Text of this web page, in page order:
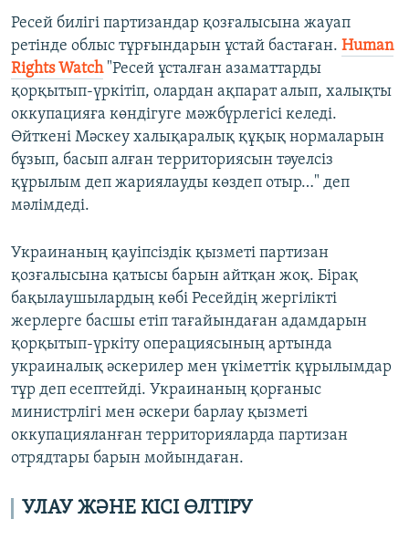
Ресей билігі партизандар қозғалысына жауап
ретінде облыс тұрғындарын ұстай бастаған. Human
Rights Watch "Ресей ұсталған азаматтарды
қорқытып-үркітіп, олардан ақпарат алып, халықты
оккупацияға көндігуге мәжбүрлегісі келеді.
Өйткені Мәскеу халықаралық құқық нормаларын
бұзып, басып алған территориясын тәуелсіз
құрылым деп жариялауды көздеп отыр…" деп
мәлімдеді.
Украинаның қауіпсіздік қызметі партизан
қозғалысына қатысы барын айтқан жоқ. Бірақ
бақылаушылардың көбі Ресейдің жергілікті
жерлерге басшы етіп тағайындаған адамдарын
қорқытып-үркіту операциясының артында
украиналық әскерилер мен үкіметтік құрылымдар
тұр деп есептейді. Украинаның қорғаныс
министрлігі мен әскери барлау қызметі
оккупацияланған территорияларда партизан
отрядтары барын мойындаған.
УЛАУ ЖӘНЕ КІСІ ӨЛТІРУ